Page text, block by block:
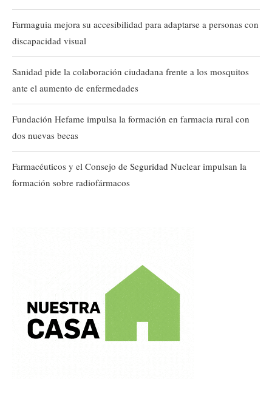
Farmaguia mejora su accesibilidad para adaptarse a personas con
discapacidad visual
Sanidad pide la colaboración ciudadana frente a los mosquitos
ante el aumento de enfermedades
Fundación Hefame impulsa la formación en farmacia rural con
dos nuevas becas
Farmacéuticos y el Consejo de Seguridad Nuclear impulsan la
formación sobre radiofármacos